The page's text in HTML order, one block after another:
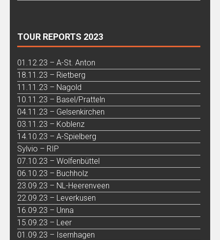
TOUR REPORTS 2023
01.12.23 – A-St. Anton
18.11.23 – Rietberg
11.11.23 – Nagold
10.11.23 – Basel/Pratteln
04.11.23 – Gelsenkirchen
03.11.23 – Koblenz
14.10.23 – A-Spielberg
Sylvio – RIP
07.10.23 – Wolfenbüttel
06.10.23 – Buchholz
23.09.23 – NL-Heerenveen
22.09.23 – Leverkusen
16.09.23 – Unna
15.09.23 – Leer
01.09.23 – Isernhagen